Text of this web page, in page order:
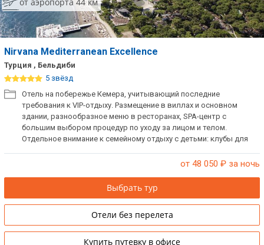
Nirvana Mediterranean Excellence
Турция , Бельдиби
5 звёзд
Отель на побережье Кемера, учитывающий последние
требования к VIP-отдыху. Размещение в виллах и основном
здании, разнообразное меню в ресторанах, SPA-центр с
большим выбором процедур по уходу за лицом и телом.
Отдельное внимание к семейному отдыху с детьми: клубы для
помещении, разнообразные обучающие программы.
от 48 050 ₽ за ночь
Выбрать тур
Отели без перелета
Купить путевку в офисе